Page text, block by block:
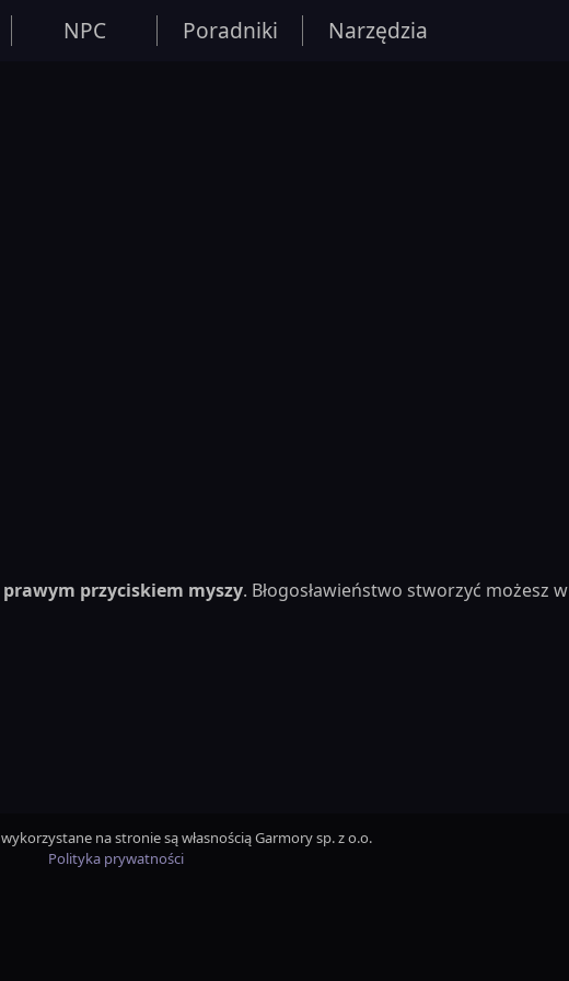
NPC Poradniki Narzędzia
prawym przyciskiem myszy. Błogosławieństwo stworzyć możesz w
na stronie są własnością Garmory sp. z o.o.
Polityka prywatności